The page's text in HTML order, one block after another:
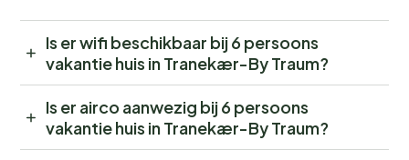
Is er wifi beschikbaar bij 6 persoons
vakantie huis in Tranekær-By Traum?
Is er airco aanwezig bij 6 persoons
vakantie huis in Tranekær-By Traum?